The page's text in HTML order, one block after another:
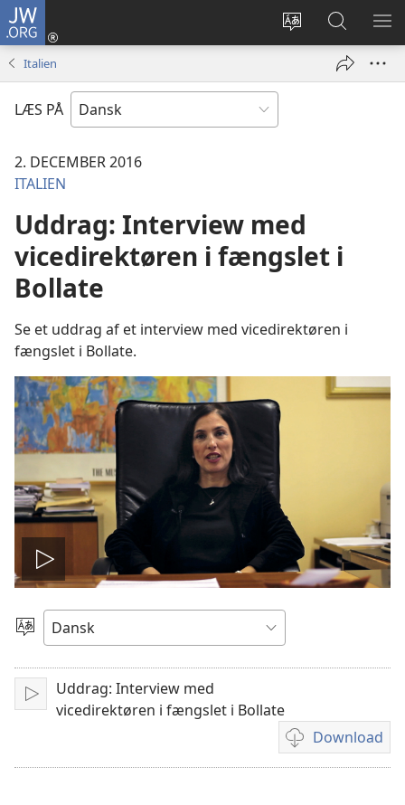
JW.ORG
Vælg
Log
på
vindue)
Søg
på
JW.ORG
VIS
Italien
LÆS PÅ
2. DECEMBER 2016
ITALIEN
Uddrag: Interview med
vicedirektøren i fængslet i
Bollate
Se et uddrag af et interview med vicedirektøren i
fængslet i Bollate.
Afspil
video
Vælg
sprog
Afspil
Uddrag: Interview med
vicedirektøren i fængslet i Bollate
Download
Indstillinger
for